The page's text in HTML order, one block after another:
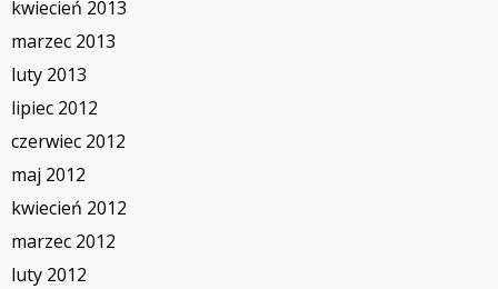
kwiecień 2013
marzec 2013
luty 2013
lipiec 2012
czerwiec 2012
maj 2012
kwiecień 2012
marzec 2012
luty 2012